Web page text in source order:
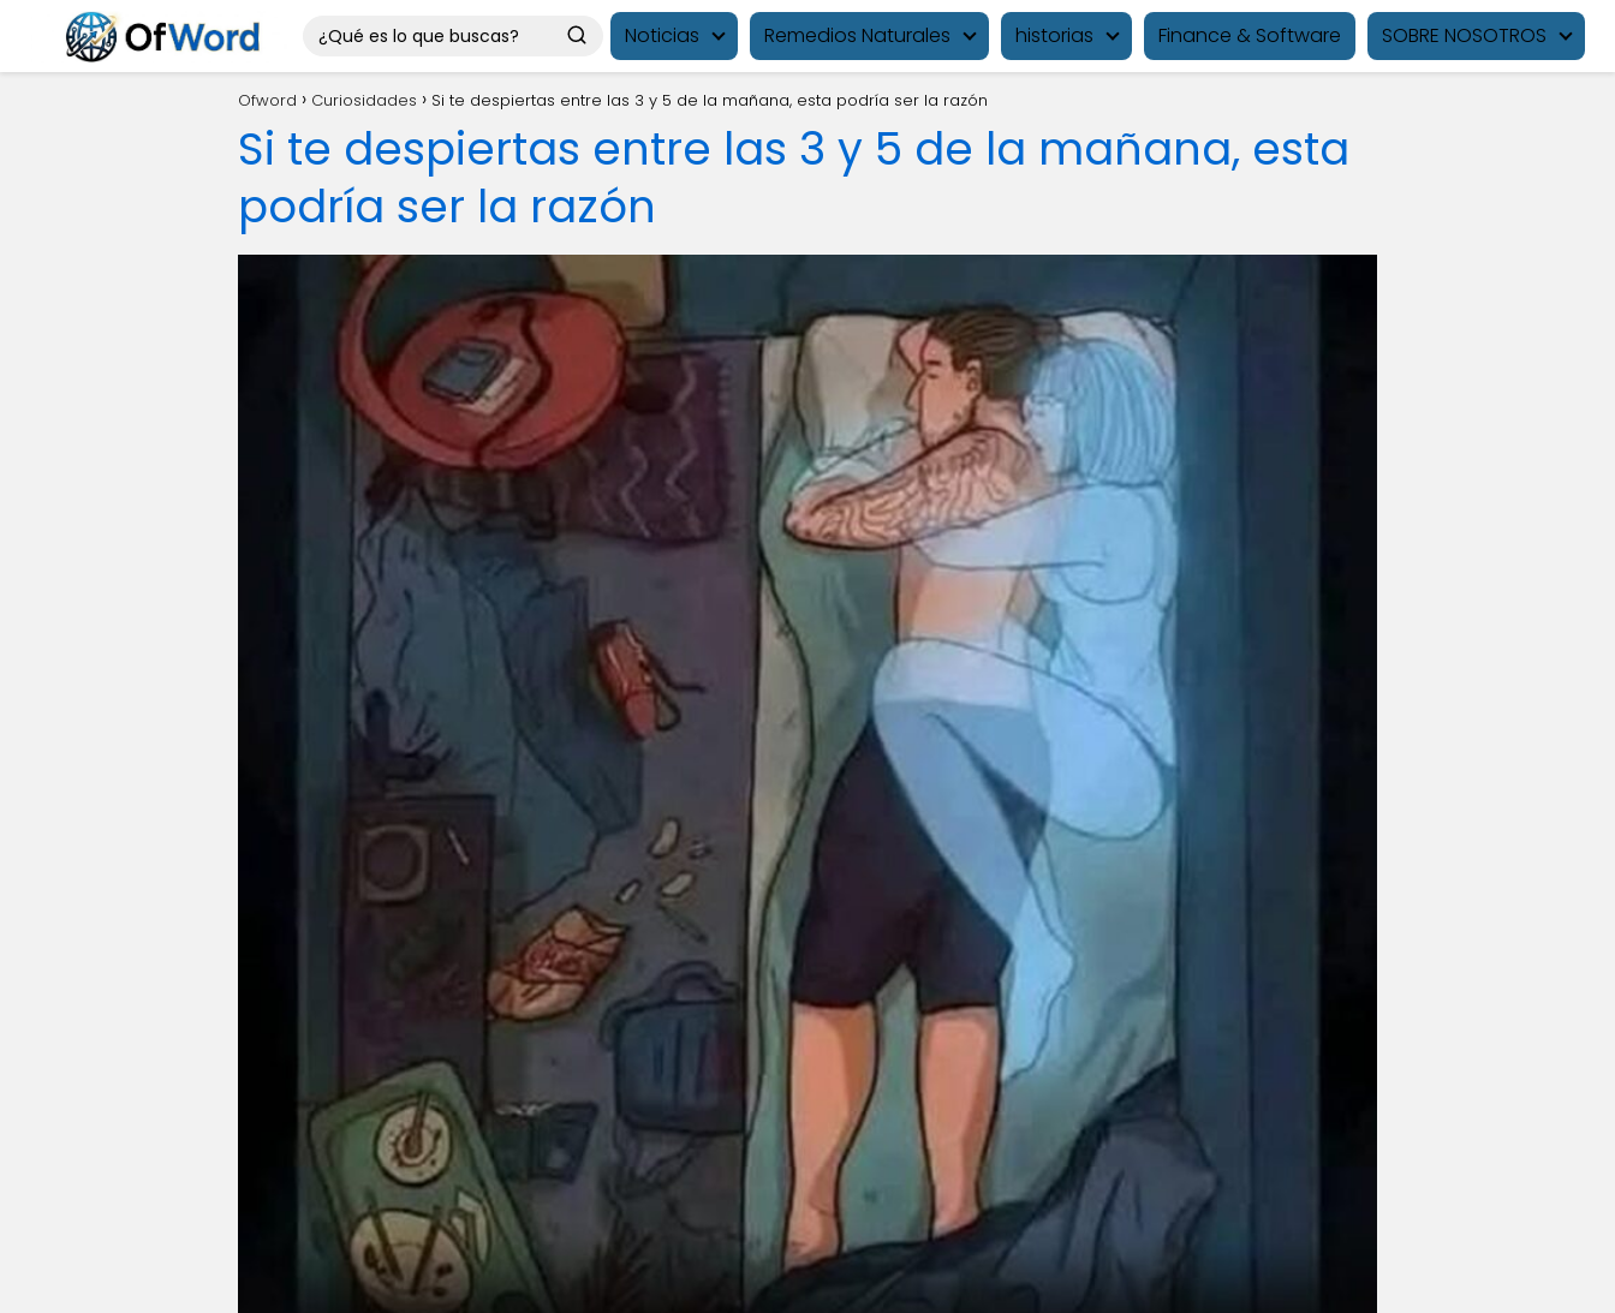
Noticias Remedios Naturales historias Finance & Software SOBRE NOSOTROS
Ofword Curiosidades Si te despiertas entre las 3 y 5 de la mañana, esta podría ser la razón
Si te despiertas entre las 3 y 5 de la mañana, esta
podría ser la razón